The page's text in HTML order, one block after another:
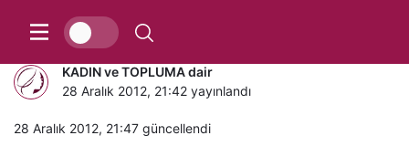
Dukan diyeti nedir, nasıl yapılır?
KADIN ve TOPLUMA dair
28 Aralık 2012, 21:42 yayınlandı
28 Aralık 2012, 21:47 güncellendi